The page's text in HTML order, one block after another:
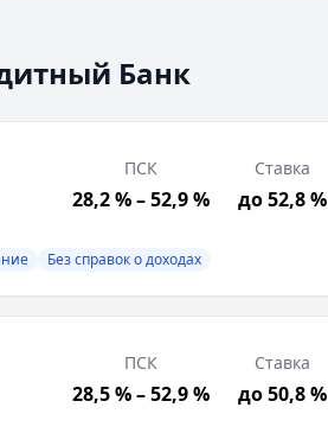
Банк
ПСК
28,2 % – 52,9 %
Ставка
до 52,8 %
Без справок о доходах
ПСК
28,5 % – 52,9 %
Ставка
до 50,8 %